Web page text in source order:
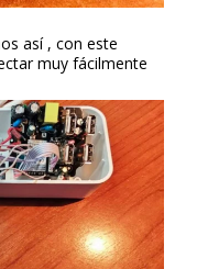
así , con este
muy fácilmente